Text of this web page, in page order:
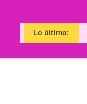
Lo último: